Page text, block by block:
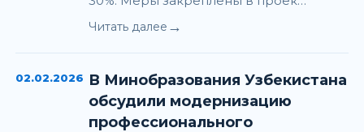
Читать далее →
02.02.2026 В Минобразования Узбекистана
обсудили модернизацию
профессионального